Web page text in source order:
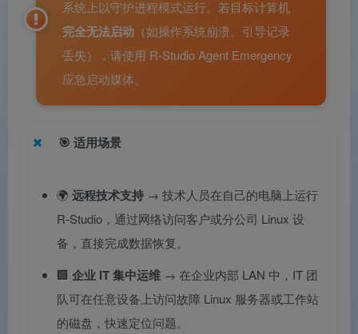
系统上以守护进程模式运行。若目标计算机
完全无法启动 （如操作系统崩溃、引导记录
丢失），请使用 R‑Studio Agent Emergency
应急启动媒体。
🎯 适用场景
🌍 远程技术支持 → 技术人员在自己的电脑上运行
R‑Studio，通过网络访问客户或分公司 Linux 设
备，直接完成数据恢复。
🏢 企业 IT 集中运维 → 在企业内部 LAN 中，IT 团
队可在任意设备上访问故障 Linux 服务器或工作站
的磁盘，快速定位问题。